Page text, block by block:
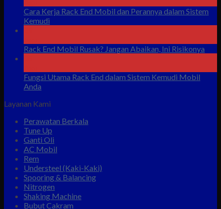
Cara Kerja Rack End Mobil dan Perannya dalam Sistem
Kemudi
Rack End Mobil Rusak? Jangan Abaikan, Ini Risikonya
Fungsi Utama Rack End dalam Sistem Kemudi Mobil
Anda
Layanan Kami
Perawatan Berkala
Tune Up
Ganti Oli
AC Mobil
Rem
Understeel (Kaki-Kaki)
Spooring & Balancing
Nitrogen
Shaking Machine
Bubut Cakram